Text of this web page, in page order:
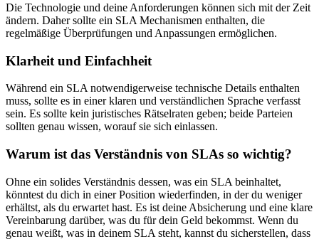
Die Technologie und deine Anforderungen können sich mit der Zeit
ändern. Daher sollte ein SLA Mechanismen enthalten, die
regelmäßige Überprüfungen und Anpassungen ermöglichen.
Klarheit und Einfachheit
Während ein SLA notwendigerweise technische Details enthalten
muss, sollte es in einer klaren und verständlichen Sprache verfasst
sein. Es sollte kein juristisches Rätselraten geben; beide Parteien
sollten genau wissen, worauf sie sich einlassen.
Warum ist das Verständnis von SLAs so wichtig?
Ohne ein solides Verständnis dessen, was ein SLA beinhaltet,
könntest du dich in einer Position wiederfinden, in der du weniger
erhältst, als du erwartet hast. Es ist deine Absicherung und eine klare
Vereinbarung darüber, was du für dein Geld bekommst. Wenn du
genau weißt, was in deinem SLA steht, kannst du sicherstellen, dass